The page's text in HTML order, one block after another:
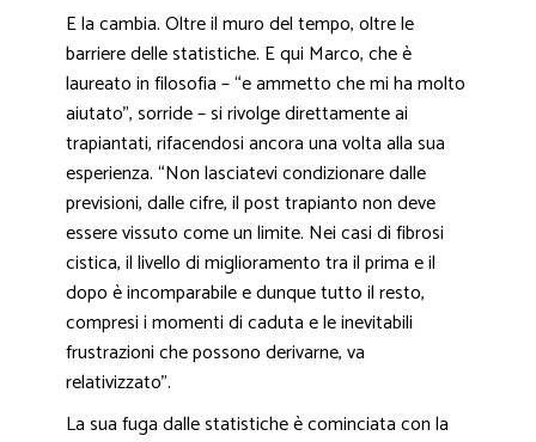
E la cambia. Oltre il muro del tempo, oltre le
barriere delle statistiche. E qui Marco, che è
laureato in filosofia – “e ammetto che mi ha molto
aiutato”, sorride – si rivolge direttamente ai
trapiantati, rifacendosi ancora una volta alla sua
esperienza. “Non lasciatevi condizionare dalle
previsioni, dalle cifre, il post trapianto non deve
essere vissuto come un limite. Nei casi di fibrosi
cistica, il livello di miglioramento tra il prima e il
dopo è incomparabile e dunque tutto il resto,
compresi i momenti di caduta e le inevitabili
frustrazioni che possono derivarne, va
relativizzato”.
La sua fuga dalle statistiche è cominciata con la